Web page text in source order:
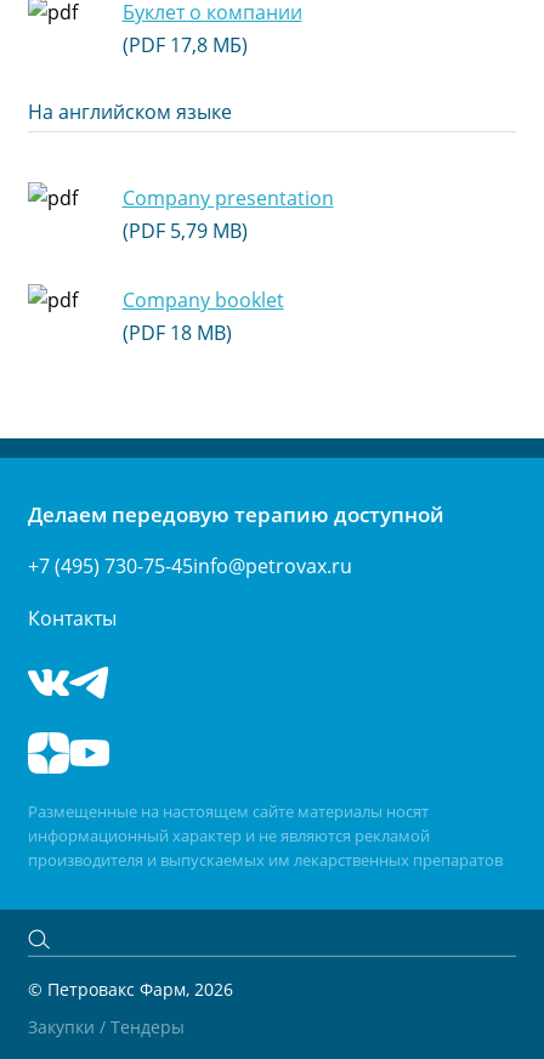
Буклет о компании
(PDF 17,8 МБ)
На английском языке
Company presentation
(PDF 5,79 MB)
Company booklet
(PDF 18 MB)
Делаем передовую терапию доступной
+7 (495) 730-75-45info@petrovax.ru
Контакты
Размещенные на настоящем сайте материалы носят
информационный характер и не являются рекламой
производителя и выпускаемых им лекарственных препаратов
© Петровакс Фарм, 2026
Закупки / Тендеры